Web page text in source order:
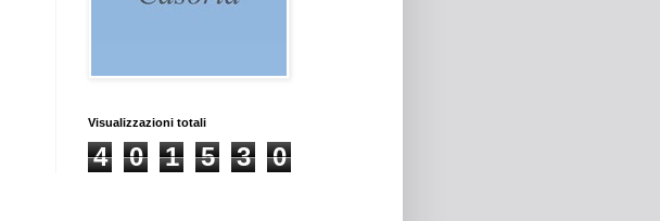
Visualizzazioni totali
4 0 1 5 3 0